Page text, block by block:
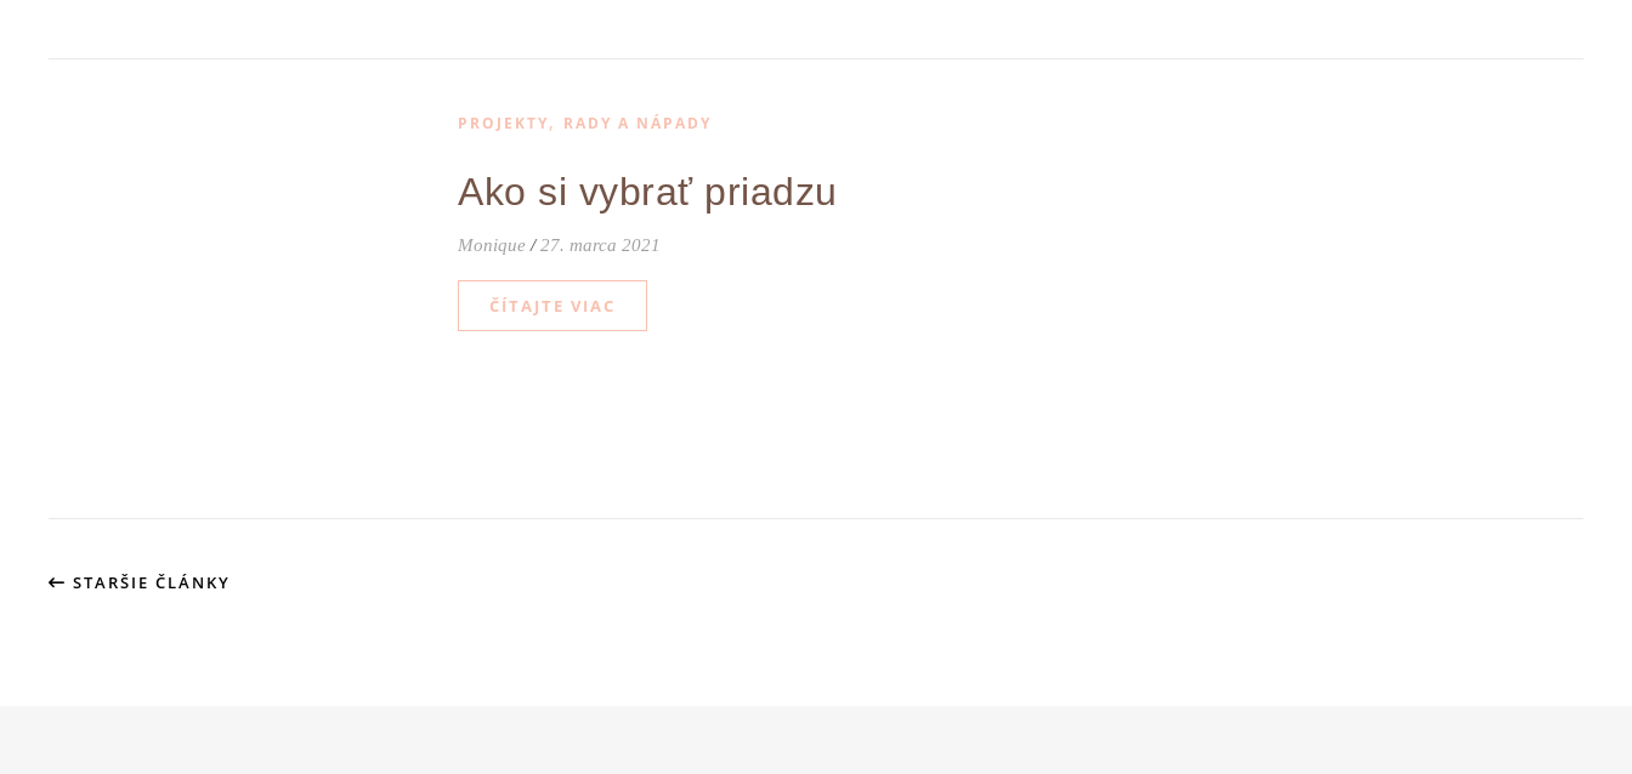
PROJEKTY, RADY A NÁPADY
Ako si vybrať priadzu
Monique / 27. marca 2021
ČÍTAJTE VIAC
STARŠIE ČLÁNKY